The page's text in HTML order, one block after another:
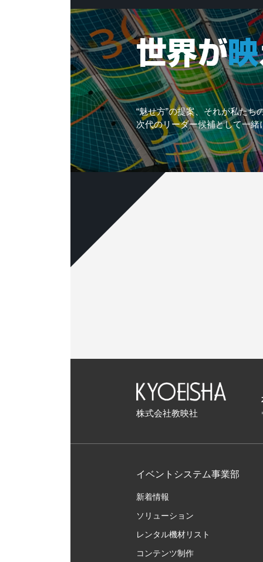
“魅せ方”の提案、それが私たち
次代のリーダー候補として一緒
株式会社教映社
イベントシステム事業部
新着情報
ソリューション
レンタル機材リスト
コンテンツ制作